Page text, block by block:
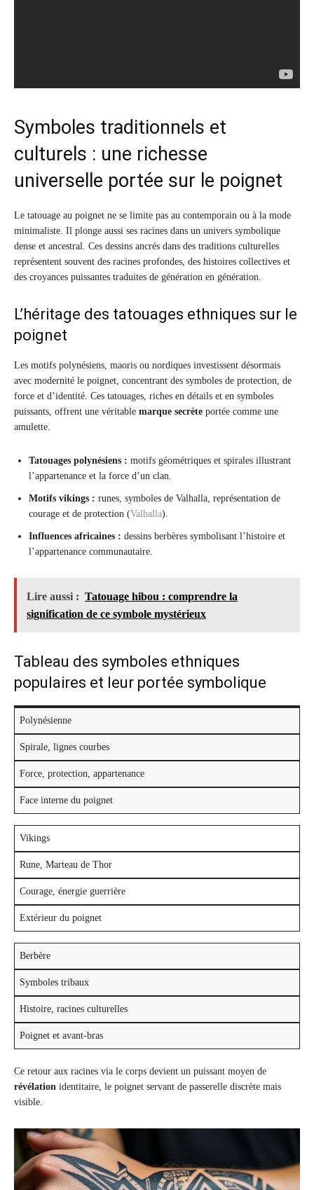
Symboles traditionnels et
culturels : une richesse
universelle portée sur le poignet
Le tatouage au poignet ne se limite pas au contemporain ou à la mode
minimaliste. Il plonge aussi ses racines dans un univers symbolique
dense et ancestral. Ces dessins ancrés dans des traditions culturelles
représentent souvent des racines profondes, des histoires collectives et
des croyances puissantes traduites de génération en génération.
L’héritage des tatouages ethniques sur le
poignet
Les motifs polynésiens, maoris ou nordiques investissent désormais
avec modernité le poignet, concentrant des symboles de protection, de
force et d’identité. Ces tatouages, riches en détails et en symboles
puissants, offrent une véritable marque secrète portée comme une
amulette.
Tatouages polynésiens : motifs géométriques et spirales illustrant
l’appartenance et la force d’un clan.
Motifs vikings : runes, symboles de Valhalla, représentation de
courage et de protection (Valhalla).
Influences africaines : dessins berbères symbolisant l’histoire et
l’appartenance communautaire.
Lire aussi : Tatouage hibou : comprendre la
signification de ce symbole mystérieux
Tableau des symboles ethniques
populaires et leur portée symbolique
Polynésienne
Spirale, lignes courbes
Force, protection, appartenance
Face interne du poignet
Vikings
Rune, Marteau de Thor
Courage, énergie guerrière
Extérieur du poignet
Berbère
Symboles tribaux
Histoire, racines culturelles
Poignet et avant-bras
Ce retour aux racines via le corps devient un puissant moyen de
révélation identitaire, le poignet servant de passerelle discrète mais
visible.